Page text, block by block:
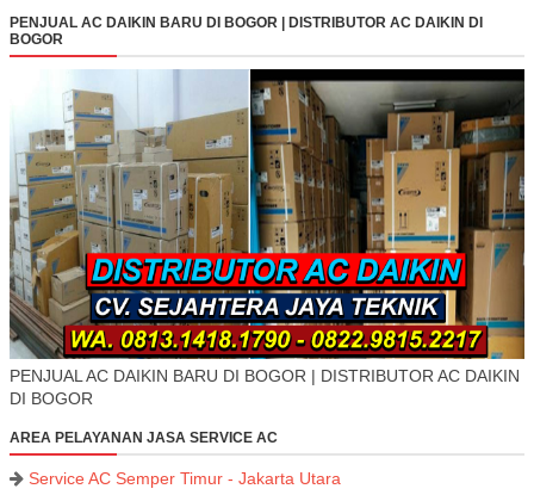
PENJUAL AC DAIKIN BARU DI BOGOR | DISTRIBUTOR AC DAIKIN DI
BOGOR
PENJUAL AC DAIKIN BARU DI BOGOR | DISTRIBUTOR AC DAIKIN
DI BOGOR
AREA PELAYANAN JASA SERVICE AC
Service AC Semper Timur - Jakarta Utara